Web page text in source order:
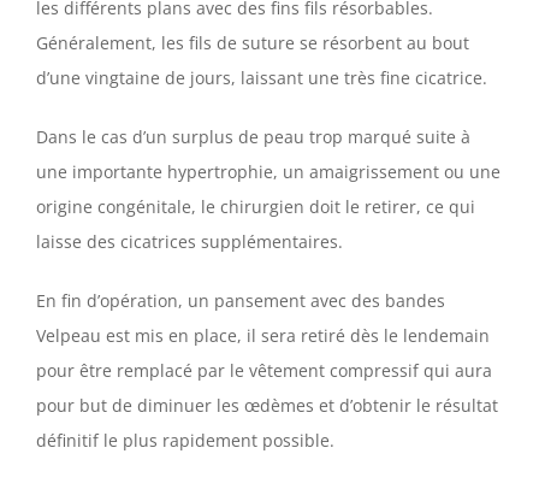
les différents plans avec des fins fils résorbables.
Généralement, les fils de suture se résorbent au bout
d’une vingtaine de jours, laissant une très fine cicatrice.
Dans le cas d’un surplus de peau trop marqué suite à
une importante hypertrophie, un amaigrissement ou une
origine congénitale, le chirurgien doit le retirer, ce qui
laisse des cicatrices supplémentaires.
En fin d’opération, un pansement avec des bandes
Velpeau est mis en place, il sera retiré dès le lendemain
pour être remplacé par le vêtement compressif qui aura
pour but de diminuer les œdèmes et d’obtenir le résultat
définitif le plus rapidement possible.